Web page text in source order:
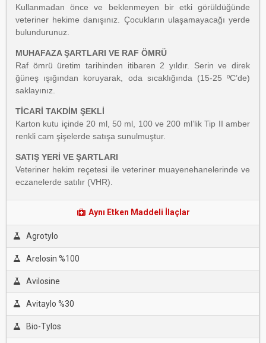
Kullanmadan önce ve beklenmeyen bir etki görüldüğünde
veteriner hekime danışınız. Çocukların ulaşamayacağı yerde
bulundurunuz.
MUHAFAZA ŞARTLARI VE RAF ÖMRÜ
Raf ömrü üretim tarihinden itibaren 2 yıldır. Serin ve direk
ğüneş ışığından koruyarak, oda sıcaklığında (15-25 ºC’de)
saklayınız.
TİCARİ TAKDİM ŞEKLİ
Karton kutu içinde 20 ml, 50 ml, 100 ve 200 ml’lik Tip II amber
renkli cam şişelerde satışa sunulmuştur.
SATIŞ YERİ VE ŞARTLARI
Veteriner hekim reçetesi ile veteriner muayenehanelerinde ve
eczanelerde satılır (VHR).
Aynı Etken Maddeli İlaçlar
Agrotylo
Arelosin %100
Avilosine
Avitaylo %30
Bio-Tylos